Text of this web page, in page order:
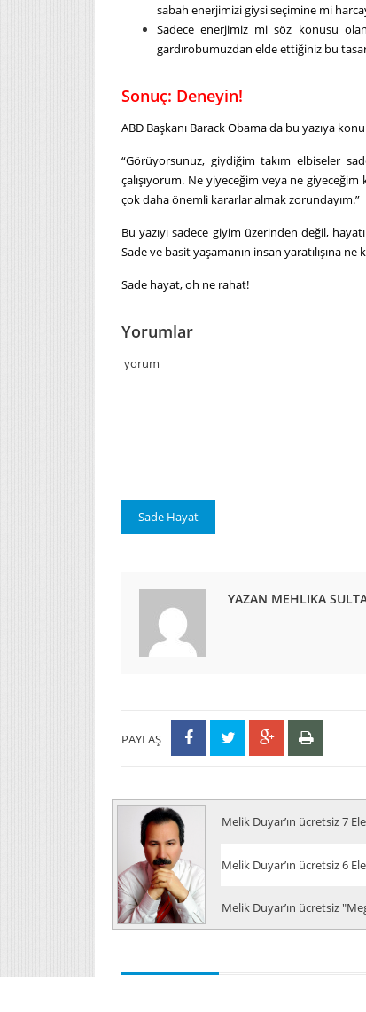
sabah enerjimizi giysi seçimine mi
Sadece enerjimiz mi söz konusu
gardırobumuzdan elde ettiğiniz bu
Sonuç: Deneyin!
ABD Başkanı Barack Obama da bu yazıya
“Görüyorsunuz, giydiğim takım elbiseler
çalışıyorum. Ne yiyeceğim veya ne
çok daha önemli kararlar almak zorundayım.”
Bu yazıyı sadece giyim üzerinden değil,
Sade ve basit yaşamanın insan yaratılışına
Sade hayat, oh ne rahat!
Yorumlar
yorum
Sade Hayat
YAZAN MEHLIKA
PAYLAŞ
Melik Duyar’ın ücretsiz 7
Melik Duyar’ın ücretsiz 6
Melik Duyar’ın ücretsiz